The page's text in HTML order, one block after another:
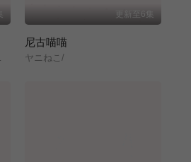
更新至6集
尼古喵喵
ヤニねこ/